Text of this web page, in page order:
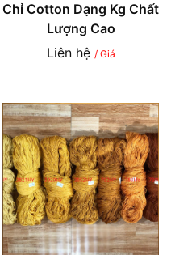
Chỉ Cotton Dạng Kg Chất
Lượng Cao
Liên hệ / Giá